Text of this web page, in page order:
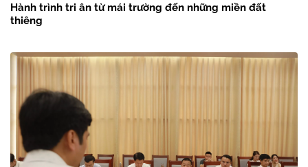
Hành trình tri ân từ mái trường đến những miền đất
thiêng